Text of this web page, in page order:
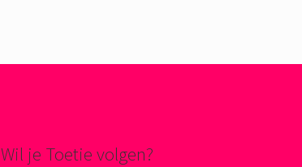
Wil je Toetie volgen?